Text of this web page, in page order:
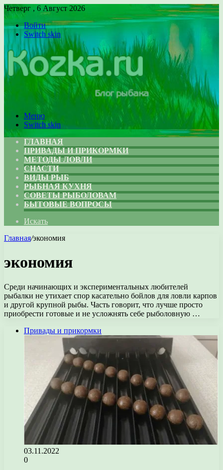
Четверг , 6 Август 2026
Войти
Switch skin
Меню
Switch skin
ГЛАВНАЯ
ПРИВАДЫ И ПРИКОРМКИ
МЕТОДЫ ЛОВЛИ
СНАСТИ
ВИДЫ РЫБ
РЫБНАЯ КУХНЯ
СОВЕТЫ РЫБОЛОВАМ
БЫТОВЫЕ ВОПРОСЫ
Искать
Главная/экономия
экономия
Среди начинающих и экспериментальных любителей
рыбалки не утихает спор касательно бойлов для ловли карпов
и другой крупной рыбы. Часть говорит, что лучше просто
приобрести готовые и не усложнять себе рыболовную …
Привады и прикормки
03.11.2022
0